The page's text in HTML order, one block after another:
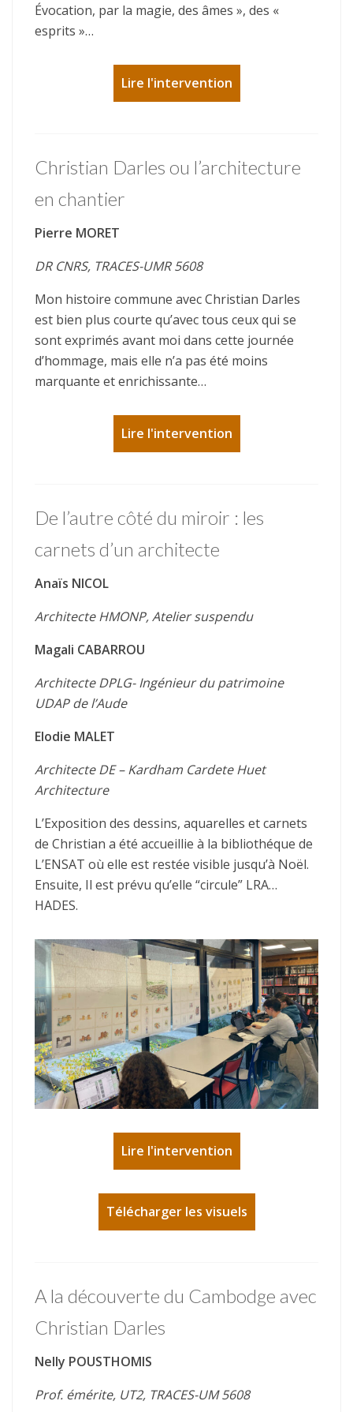
Évocation, par la magie, des âmes », des «
esprits »…
Lire l'intervention
Christian Darles ou l’architecture
en chantier
Pierre MORET
DR CNRS, TRACES-UMR 5608
Mon histoire commune avec Christian Darles
est bien plus courte qu’avec tous ceux qui se
sont exprimés avant moi dans cette journée
d’hommage, mais elle n’a pas été moins
marquante et enrichissante…
Lire l'intervention
De l’autre côté du miroir : les
carnets d’un architecte
Anaïs NICOL
Architecte HMONP, Atelier suspendu
Magali CABARROU
Architecte DPLG- Ingénieur du patrimoine
UDAP de l’Aude
Elodie MALET
Architecte DE – Kardham Cardete Huet
Architecture
L’Exposition des dessins, aquarelles et carnets
de Christian a été accueillie à la bibliothéque de
L’ENSAT où elle est restée visible jusqu’à Noël.
Ensuite, Il est prévu qu’elle “circule” LRA…
HADES.
Lire l'intervention
Télécharger les visuels
A la découverte du Cambodge avec
Christian Darles
Nelly POUSTHOMIS
Prof. émérite, UT2, TRACES-UM 5608